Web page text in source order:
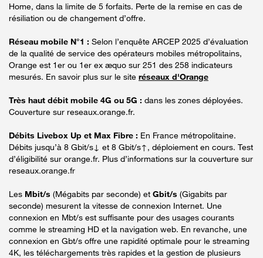
Home, dans la limite de 5 forfaits. Perte de la remise en cas de
résiliation ou de changement d’offre.
Réseau mobile N°1 : Selon l’enquête ARCEP 2025 d’évaluation
de la qualité de service des opérateurs mobiles métropolitains,
Orange est 1er ou 1er ex æquo sur 251 des 258 indicateurs
mesurés. En savoir plus sur le site réseaux d'Orange
Très haut débit mobile 4G ou 5G : dans les zones déployées.
Couverture sur reseaux.orange.fr.
Débits Livebox Up et Max Fibre : En France métropolitaine.
Débits jusqu’à 8 Gbit/s↓ et 8 Gbit/s↑, déploiement en cours. Test
d’éligibilité sur orange.fr. Plus d’informations sur la couverture sur
reseaux.orange.fr
Les Mbit/s (Mégabits par seconde) et Gbit/s (Gigabits par
seconde) mesurent la vitesse de connexion Internet. Une
connexion en Mbt/s est suffisante pour des usages courants
comme le streaming HD et la navigation web. En revanche, une
connexion en Gbt/s offre une rapidité optimale pour le streaming
4K, les téléchargements très rapides et la gestion de plusieurs